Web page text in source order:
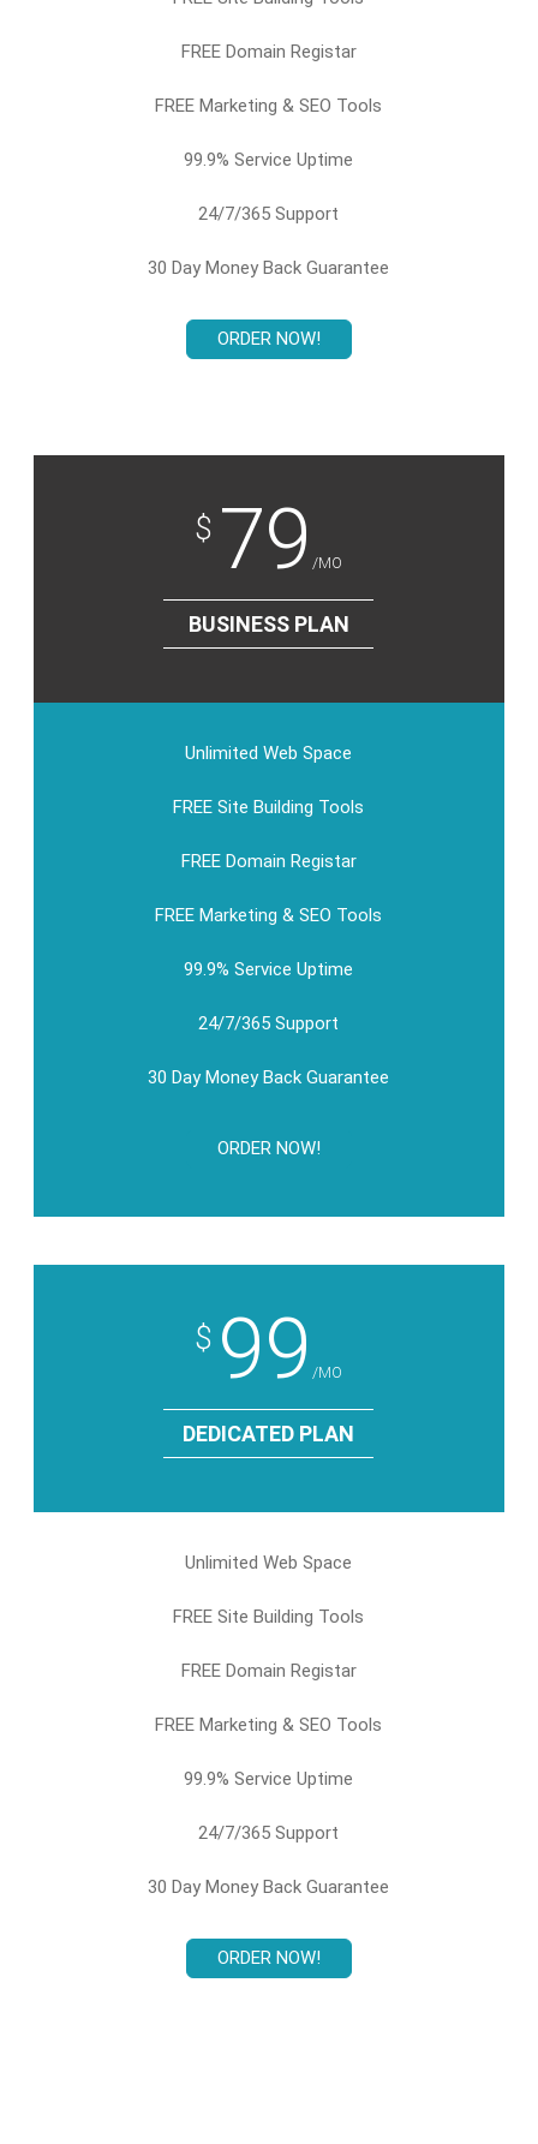
FREE Domain Registar
FREE Marketing & SEO Tools
99.9% Service Uptime
24/7/365 Support
30 Day Money Back Guarantee
ORDER NOW!
$ 79/MO
BUSINESS PLAN
Unlimited Web Space
FREE Site Building Tools
FREE Domain Registar
FREE Marketing & SEO Tools
99.9% Service Uptime
24/7/365 Support
30 Day Money Back Guarantee
ORDER NOW!
$ 99/MO
DEDICATED PLAN
Unlimited Web Space
FREE Site Building Tools
FREE Domain Registar
FREE Marketing & SEO Tools
99.9% Service Uptime
24/7/365 Support
30 Day Money Back Guarantee
ORDER NOW!